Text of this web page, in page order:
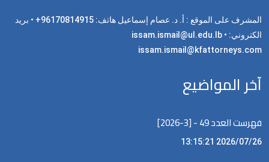
المشرف على الموقع : أ. د. عصام إسماعيل هاتف: 96170814915+ • بريد
الكتروني: issam.ismail@ul.edu.lb •
issam.ismail@kfattorneys.com
آخر المواضيع
فهرست العدد 49 - [3-2026]
2026/07/26 13:15:21